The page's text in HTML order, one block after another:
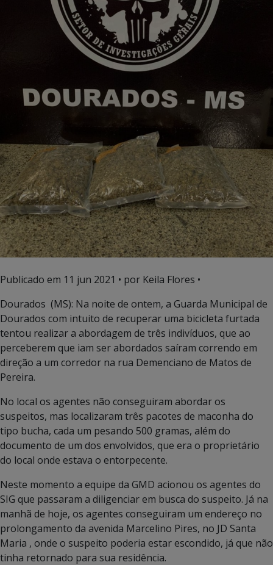
Publicado em 11 jun 2021 • por Keila Flores •
Dourados (MS): Na noite de ontem, a Guarda Municipal de
Dourados com intuito de recuperar uma bicicleta furtada
tentou realizar a abordagem de três indivíduos, que ao
perceberem que iam ser abordados saíram correndo em
direção a um corredor na rua Demenciano de Matos de
Pereira.
No local os agentes não conseguiram abordar os
suspeitos, mas localizaram três pacotes de maconha do
tipo bucha, cada um pesando 500 gramas, além do
documento de um dos envolvidos, que era o proprietário
do local onde estava o entorpecente.
Neste momento a equipe da GMD acionou os agentes do
SIG que passaram a diligenciar em busca do suspeito. Já na
manhã de hoje, os agentes conseguiram um endereço no
prolongamento da avenida Marcelino Pires, no JD Santa
Maria , onde o suspeito poderia estar escondido, já que não
tinha retornado para sua residência.